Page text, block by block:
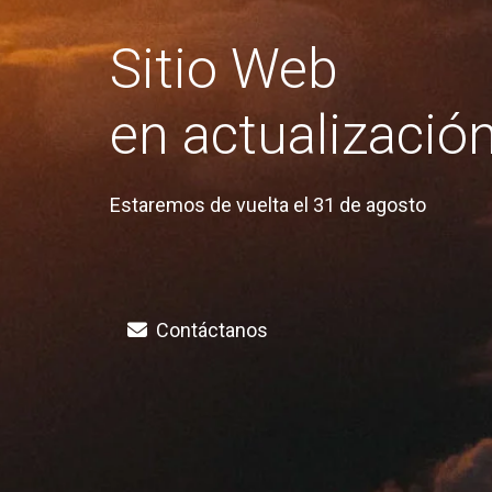
Sitio Web
en
Estaremos de vuelta el 31 de agosto
Contáctanos